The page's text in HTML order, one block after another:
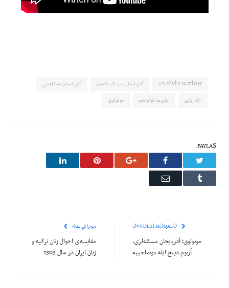
AZ CIVIC NATION آذربایجان سیویک نئیشن
آذربایجان مسئله‌سی
اتک یازی
علیرضا قولونجو مونولوق
PAYLAŞ.
Facebook
Google+
Pinterest
LinkedIn
Tumblr
Email
مونولوق؛ آذربایجان مسئله‌لری،
آرتوم دینج ایله موصاحیبه
سونراکي مقاله
مقایسه‌ی احوال زنان ترکیه و
زنان ایران در سال 1303